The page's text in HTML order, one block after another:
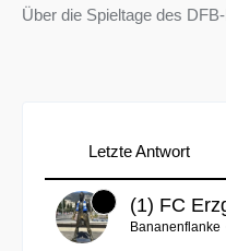
Über die Spieltage des
Letzte Antwort
(1) FC
Bananenflanke